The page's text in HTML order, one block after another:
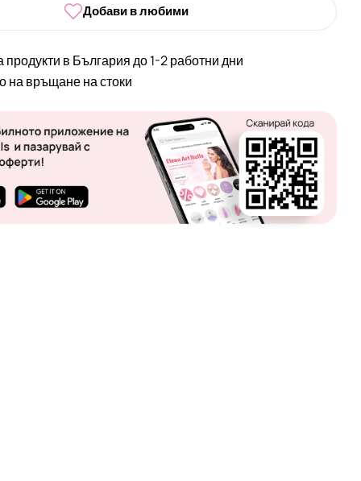
Добави в любими
продукти в България до 1-2 работни дни
на връщане на стоки